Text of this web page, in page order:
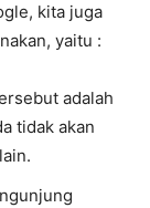
kita juga
yaitu :
adalah
tidak akan